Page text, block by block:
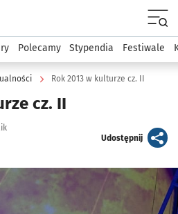
podserwis: Kultura
Polecamy Stypendia Festiwale
Rok 2013 w kulturze cz. II
cz. II
Udostępnijartykuł